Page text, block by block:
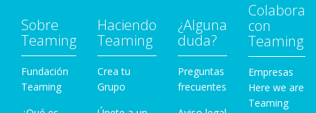
Sobre
Teaming
Fundación
Teaming
Haciendo
Teaming
Crea tu
Grupo
¿Alguna
duda?
Preguntas
frecuentes
Colabora
con
Teaming
Empresas
Here we are
Teaming